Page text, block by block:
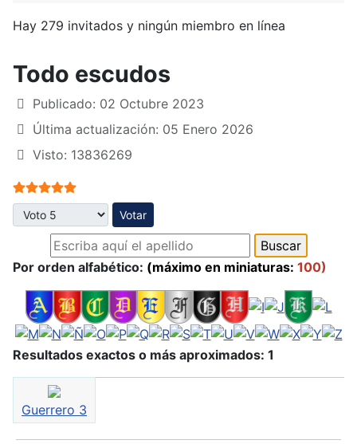
Hay 279 invitados y ningún miembro en línea
Todo escudos
Publicado: 02 Octubre 2023
Última actualización: 05 Enero 2026
Visto: 13836269
Ratio:5/5
Por favor, vote
Por orden alfabético: (máximo en miniaturas: 100)
Resultados exactos o más aproximados: 1
Guerrero 3